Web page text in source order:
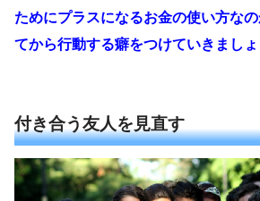
ためにプラスになるお金の使い方な
てから行動する癖をつけていきましょ
付き合う友人を見直す